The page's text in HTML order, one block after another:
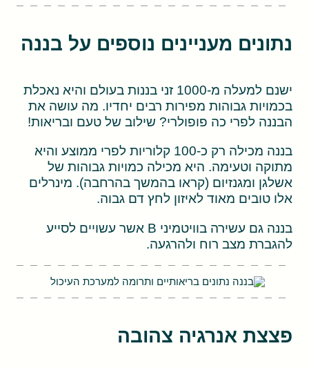
נתונים מעניינים נוספים על בננה
ישנם למעלה מ-1000 זני בננות בעולם והיא נאכלת
בכמויות גבוהות מפירות רבים יחדיו. מה עושה את
הבננה לפרי כה פופולרי? שילוב של טעם ובריאות!
בננה מכילה רק כ-100 קלוריות לפרי ממוצע והיא
מתוקה וטעימה. היא מכילה כמויות גבוהות של
אשלגן ומגנזיום (קראו בהמשך בהרחבה). מינרלים
אלו טובים מאוד לאיזון לחץ דם גבוה.
בננה גם עשירה בוויטמיני B אשר עשויים לסייע
להגברת מצב רוח ולהרגעה.
פצצת אנרגיה צהובה